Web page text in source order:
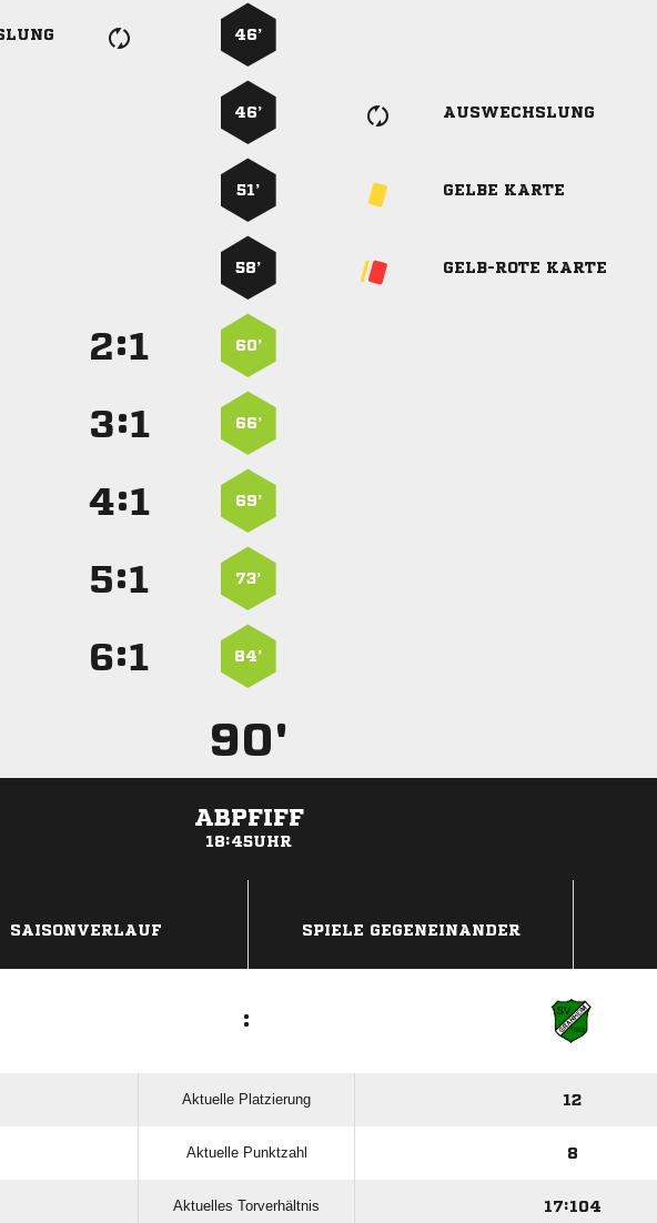
46’
46’ AUSWECHSLUNG
51’ GELBE KARTE
58’ GELB-ROTE KARTE
: 60’
: 66’
: 69’
: 73’
: 84’
90'
ABPFIFF
18:45UHR
SAISONVERLAUF SPIELE GEGENEINANDER
:
Aktuelle Platzierung 12
Aktuelle Punktzahl 8
Aktuelles Torverhältnis 17:104